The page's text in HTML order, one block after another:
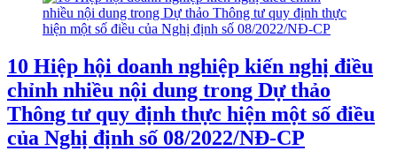
10 Hiệp hội doanh nghiệp kiến nghị điều
chỉnh nhiều nội dung trong Dự thảo
Thông tư quy định thực hiện một số điều
của Nghị định số 08/2022/NĐ-CP